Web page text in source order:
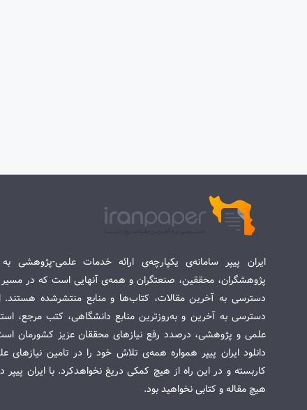
ایران پیپر سامانه‌ی یکپارچه‌ی ارائه خدمات علمی-پژوهشی به
پژوهشگران، محققین، صنعتگران و همه‌ی آنهایی است که در مسیر
دسترسی به آخرین مقالات، کتاب‌ها و منابع منتشرشده هستند.
دسترسی به آخرین و به‌روزترین منابع دانشگاهی، کتب مرجع،
علمی و پژوهشی، درصدد رفع نیازهای محققان عزیز کشورمان
دانلود ایران پیپر همواره همه‌ی تلاش خود را در تامین
کاربسته و در این راه از هیچ کمکی دریغ نخواهدکرد. با ایران
هیچ مقاله و کتابی نخواهید بود.